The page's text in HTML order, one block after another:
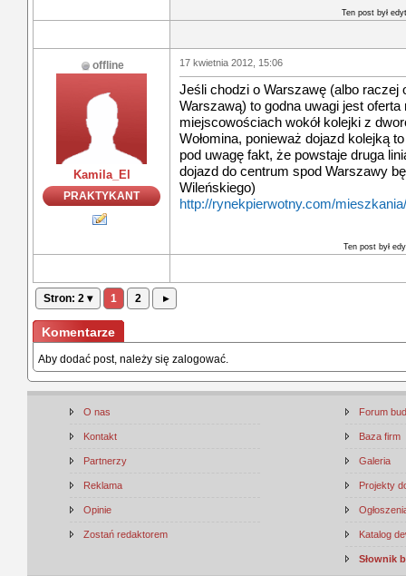
Ten post był
offline
Kamila_El
PRAKTYKANT
17 kwietnia 2012, 15:06
Jeśli chodzi o Warszawę (albo raczej
Warszawą) to godna uwagi jest
miejscowościach wokół kolejki z
Wołomina, ponieważ dojazd kolejką
pod uwagę fakt, że powstaje druga
dojazd do centrum spod Warszawy
Wileńskiego)
http://rynekpierwotny.com/
Ten post był
Stron: 2 ▾ 1 2 ▸
Komentarze
Aby dodać post, należy się zalogować.
O nas
Kontakt
Partnerzy
Reklama
Opinie
Zostań redaktorem
Forum
Baza firm
Galeria
Projekty
Katalog
Słownik